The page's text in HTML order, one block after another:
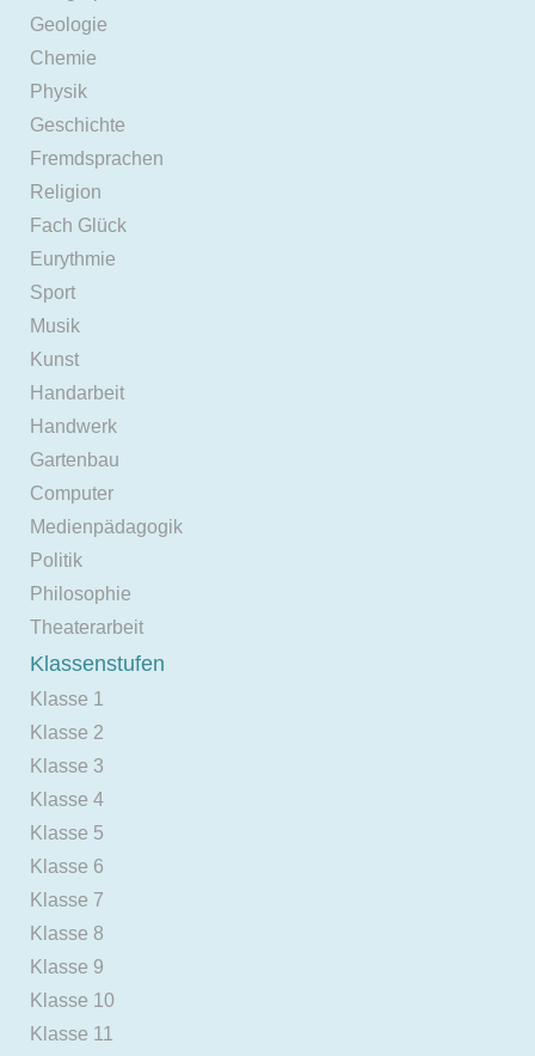
Geologie
Chemie
Physik
Geschichte
Fremdsprachen
Religion
Fach Glück
Eurythmie
Sport
Musik
Kunst
Handarbeit
Handwerk
Gartenbau
Computer
Medienpädagogik
Politik
Philosophie
Theaterarbeit
Klassenstufen
Klasse 1
Klasse 2
Klasse 3
Klasse 4
Klasse 5
Klasse 6
Klasse 7
Klasse 8
Klasse 9
Klasse 10
Klasse 11